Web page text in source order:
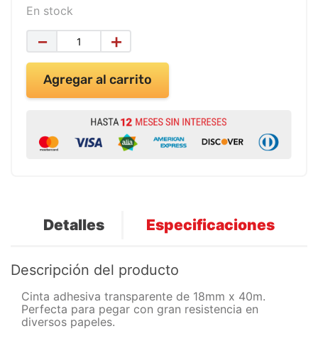
En stock
＋
－
Agregar al carrito
Detalles Especificaciones
Descripción del producto
Cinta adhesiva transparente de 18mm x 40m.
Perfecta para pegar con gran resistencia en
diversos papeles.